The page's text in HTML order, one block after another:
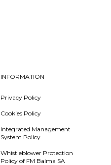
INFORMATION
Privacy Policy
Cookies Policy
Integrated Management
System Policy
Whistleblower Protection
Policy of FM Balma SA